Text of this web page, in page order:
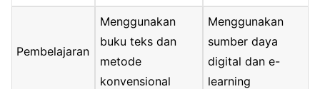
Pembelajaran
Menggunakan
buku teks dan
metode
konvensional
Menggunakan
sumber daya
digital dan e-
learning